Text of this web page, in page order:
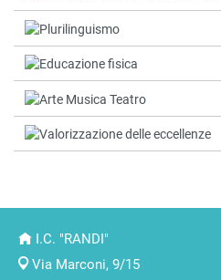
I.C. "RANDI"
Via Marconi, 9/15